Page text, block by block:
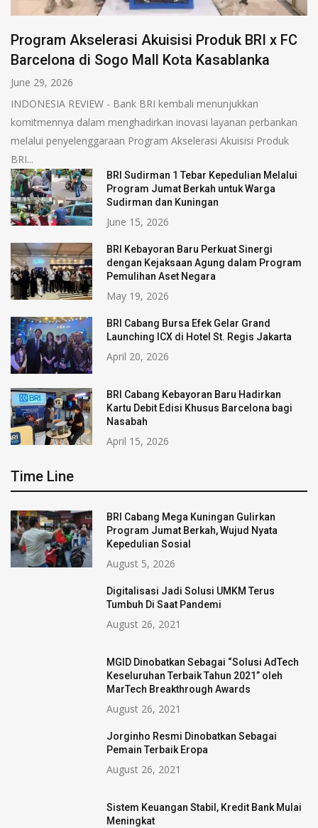
Program Akselerasi Akuisisi Produk BRI x FC
Barcelona di Sogo Mall Kota Kasablanka
June 29, 2026
INDONESIA REVIEW - Bank BRI kembali menunjukkan
komitmennya dalam menghadirkan inovasi layanan perbankan
melalui penyelenggaraan Program Akselerasi Akuisisi Produk
BRI...
BRI Sudirman 1 Tebar Kepedulian Melalui
Program Jumat Berkah untuk Warga
Sudirman dan Kuningan
June 15, 2026
BRI Kebayoran Baru Perkuat Sinergi
dengan Kejaksaan Agung dalam Program
Pemulihan Aset Negara
May 19, 2026
BRI Cabang Bursa Efek Gelar Grand
Launching ICX di Hotel St. Regis Jakarta
April 20, 2026
BRI Cabang Kebayoran Baru Hadirkan
Kartu Debit Edisi Khusus Barcelona bagi
Nasabah
April 15, 2026
Time Line
BRI Cabang Mega Kuningan Gulirkan
Program Jumat Berkah, Wujud Nyata
Kepedulian Sosial
August 5, 2026
Digitalisasi Jadi Solusi UMKM Terus
Tumbuh Di Saat Pandemi
August 26, 2021
MGID Dinobatkan Sebagai “Solusi AdTech
Keseluruhan Terbaik Tahun 2021” oleh
MarTech Breakthrough Awards
August 26, 2021
Jorginho Resmi Dinobatkan Sebagai
Pemain Terbaik Eropa
August 26, 2021
Sistem Keuangan Stabil, Kredit Bank Mulai
Meningkat